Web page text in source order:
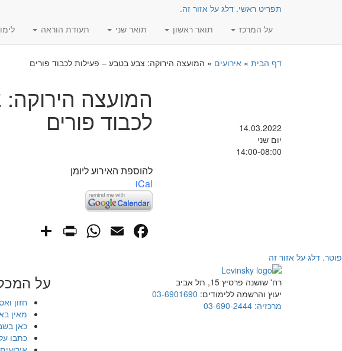
תפריט ראשי. דלג על אזור זה.
על המרכז
תואר ראשון תואר שני תעודת הוראה
דף הבית » אירועים » המועצה הירוקה: צבע בטבע – פעילות לכבוד פורים
14.03.2022
יום שני
14:00-08:00
המועצה
לכבוד פורים
להוספת האירוע ליומן
iCal
Facebook
Email
WhatsApp
פוטר. דלג על אזור זה
רח' שושנה פרסיץ 15, תל אביב
יעוץ והרשמה ללימודים: 03-6901690
מרכזיה: 03-690-2444
על
חזון
מאין
כאן
כתבו